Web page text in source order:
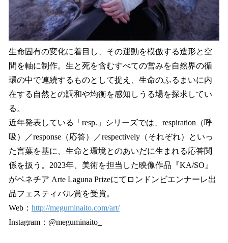
生命固有の変化に着目し、その運動を模倣する造形と空
間を軸に制作。生と死を含むすべての営みを自然界の循
環の中で連続するものとして捉え、生命のふるまいに内
在する自然との調和や均衡を感知しうる場を探求してい
る。
近年発表している「resp.」シリーズでは、respiration（呼
吸）／response（応答）／respectively（それぞれ）といっ
た言葉を基に、生命と環境とのあいだに生まれる応答関
係を扱う。2023年、美術を担当した映像作品『KA/SO』
がベネチア Arte Laguna Prizeにてロンドンビエンナーレ出
品フェスティバル賞を受賞。
Web： http://meguminaito.com/art/
Instagram：@meguminaito_